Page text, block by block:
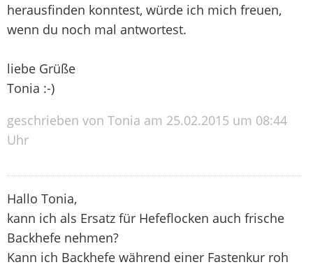
herausfinden konntest, würde ich mich freuen,
wenn du noch mal antwortest.
liebe Grüße
Tonia :-)
geschrieben von Tonia am 25.02.2015 um 08:44
Uhr
Hallo Tonia,
kann ich als Ersatz für Hefeflocken auch frische
Backhefe nehmen?
Kann ich Backhefe während einer Fastenkur roh